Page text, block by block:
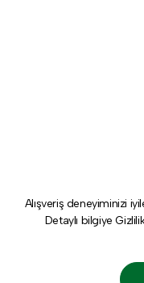
Alışveriş deneyiminizi
Detaylı bilgiye